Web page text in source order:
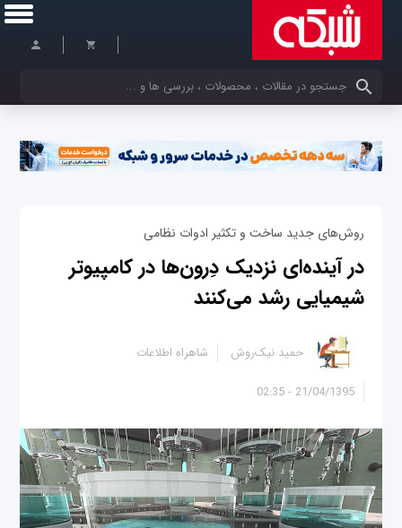
کلمات کلیدی خود را وارد کنید
روش‌های جدید ساخت و تکثیر ادوات نظامی
در آینده‌ای نزدیک دِرون‌ها در کامپیوتر
شیمیایی رشد می‌کنند
21/04/1395 - 02:35
حمید نیک‌روش شاهراه اطلاعات